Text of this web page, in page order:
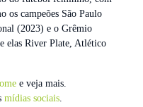
os campeões São Paulo
(2023) e o Grêmio
elas River Plate, Atlético
e veja mais.
mídias sociais